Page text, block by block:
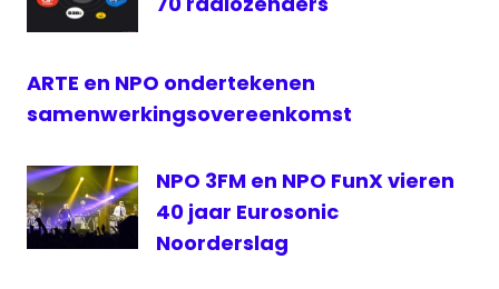
organisatie
radionieuws
Richtlijnen
Request
ARTE en NPO ondertekenen
samenwerkingsovereenkomst
NPO 3FM en NPO FunX vieren
40 jaar Eurosonic
Noorderslag